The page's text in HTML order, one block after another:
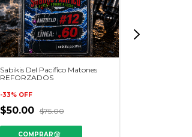
Sabikis Del Pacifico Matones
REFORZADOS
-33% OFF
$50.00 $75.00